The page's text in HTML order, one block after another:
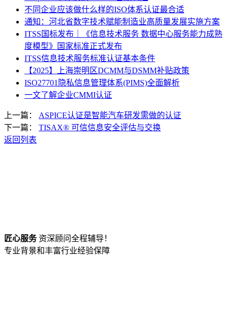
不同企业应该做什么样的ISO体系认证最合适
通知：河北省数字技术赋能制造业高质量发展实施方案
ITSS国标发布｜《信息技术服务 数据中心服务能力成熟
度模型》国家标准正式发布
ITSS信息技术服务标准认证基本条件
【2025】上海崇明区DCMM与DSMM补贴政策
ISO27701隐私信息管理体系(PIMS)全面解析
一文了解企业CMMI认证
上一篇： ASPICE认证是智能汽车研发需做的认证
下一篇： TISAX® 可信信息安全评估与交换
返回列表
匠心服务资深顾问全程辅导！
专业背景和丰富行业经验保障